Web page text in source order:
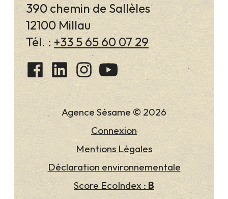
390 chemin de Sallèles
12100 Millau
Tél. : +33 5 65 60 07 29
Agence Sésame © 2026
Connexion
Mentions Légales
Déclaration environnementale
Score EcoIndex : B